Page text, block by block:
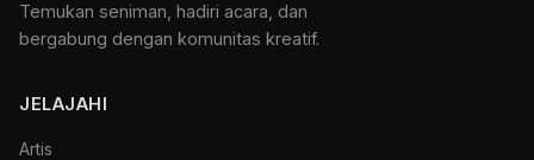
Temukan seniman, hadiri acara, dan
bergabung dengan komunitas kreatif.
JELAJAHI
Artis